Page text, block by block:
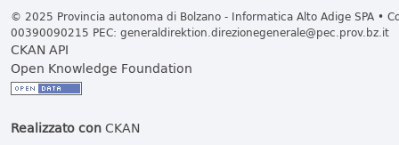
© 2025 Provincia autonoma di Bolzano - Informatica Alto Adige SPA •
00390090215 PEC: generaldirektion.direzionegenerale@pec.prov.bz.it
CKAN API
Open Knowledge Foundation
Realizzato conCKAN